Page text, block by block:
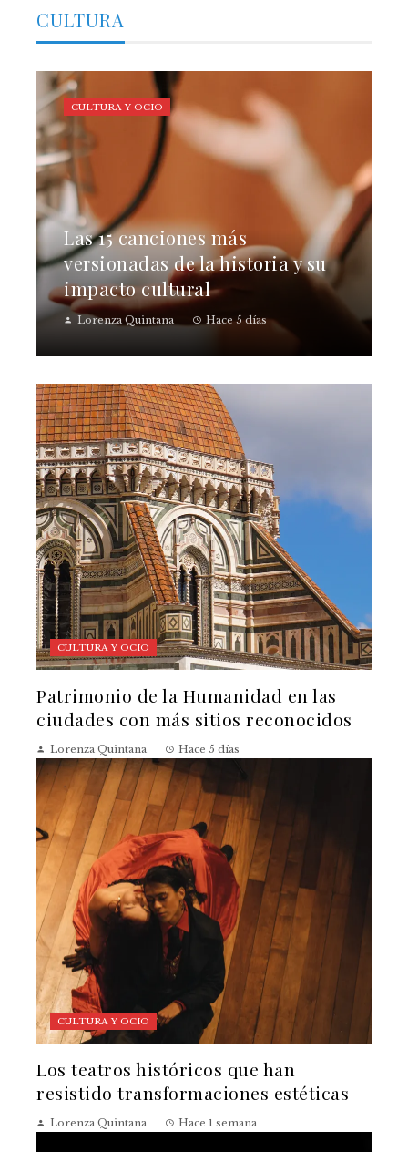
CULTURA
Las 15 canciones más
versionadas de la historia y su
impacto cultural
Lorenza Quintana Hace 5 días
CULTURA Y OCIO
CULTURA Y OCIO
Patrimonio de la Humanidad en las
ciudades con más sitios reconocidos
Lorenza Quintana Hace 5 días
CULTURA Y OCIO
Los teatros históricos que han
resistido transformaciones estéticas
Lorenza Quintana Hace 1 semana